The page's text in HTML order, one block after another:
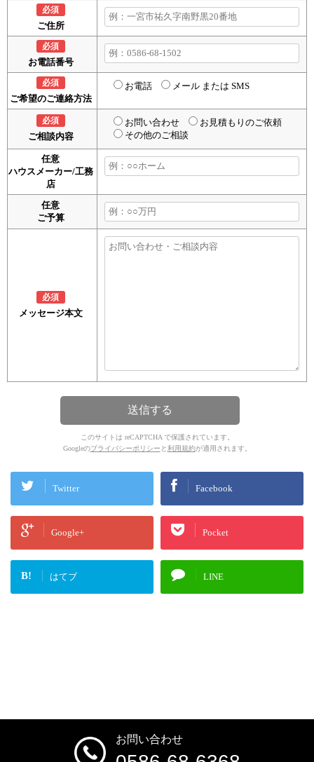
必須
ご住所
必須
お電話番号
必須
ご希望のご連絡方法
お電話 メール または SMS
必須
ご相談内容
お問い合わせ
お見積もりのご依頼
その他のご相談
任意
ハウスメーカー/工務
店
任意
ご予算
必須
メッセージ本文
このサイトは reCAPTCHA で保護されています。
Googleのプライバシーポリシー と利用規約が適用されます。
Twitter Facebook
Google+ Pocket
B! はてブ LINE
お問い合わせ